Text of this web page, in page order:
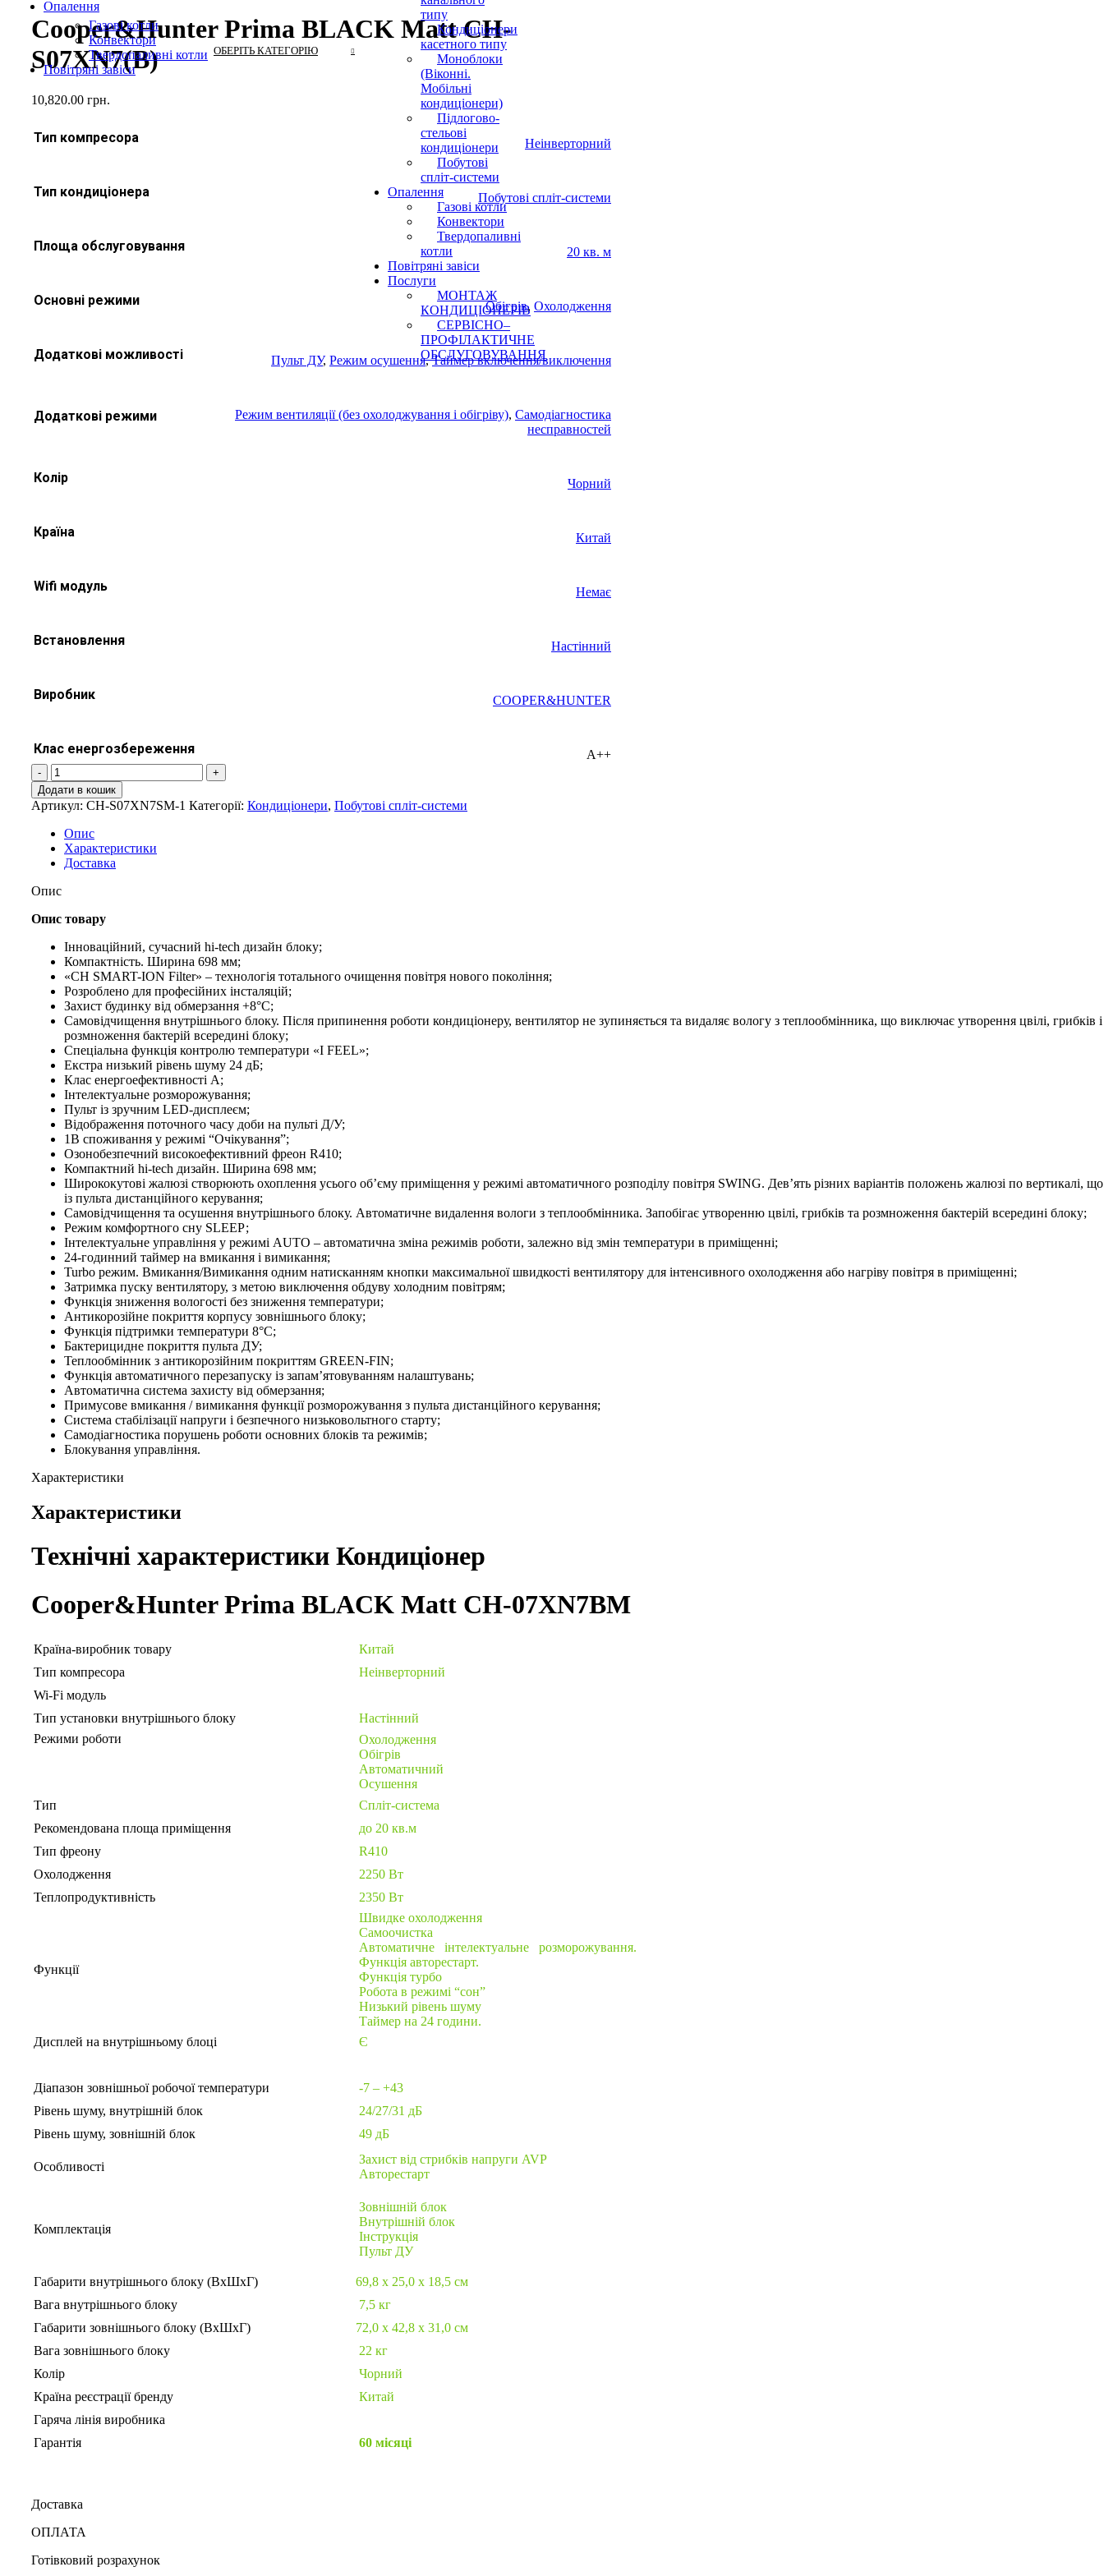
ОБЕРІТЬ КАТЕГОРІЮ
типу
Кондиціонери
касетного типу
Моноблоки
(Віконні.
Мобільні
кондиціонери)
Підлогово-
стельові
кондиціонери
Побутові
спліт-системи
Опалення
Газові котли
Конвектори
Твердопаливні
котли
Повітряні завіси
Послуги
МОНТАЖ
КОНДИЦІОНЕРІВ
СЕРВІСНО–
ПРОФІЛАКТИЧНЕ
ОБСЛУГОВУВАННЯ
Опалення
Газові котли
Конвектори
Твердопаливні котли
Повітряні завіси
Cooper&Hunter Prima BLACK Matt CH-
S07XN7(B)
10,820.00 грн.
Тип компресора Неінверторний
Тип кондиціонера Побутові спліт-системи
Площа обслуговування 20 кв. м
Основні режими Обігрів, Охолодження
Додаткові можливості Пульт ДУ, Режим осушення,Таймер включення/виключення
Додаткові режими Режим вентиляції (без охолоджування і обігріву), Самодіагностика
несправностей
Колір Чорний
Країна Китай
Wifi модуль Немає
Встановлення Настінний
Виробник COOPER&HUNTER
Клас енергозбереження
А++
Cooper&Hunter
Prima
BLACK
Matt
CH-
S07XN7(B)
кількість
Додати в кошик
Артикул: CH-S07XN7SM-1 Категорії: Кондиціонери, Побутові спліт-системи
Опис
Характеристики
Доставка
Опис
Опис товару
Інноваційний, сучасний hi-tech дизайн блоку;
Компактність. Ширина 698 мм;
«CH SMART-ION Filter» – технологія тотального очищення повітря нового покоління;
Розроблено для професійних інсталяцій;
Захист будинку від обмерзання +8°C;
Самовідчищення внутрішнього блоку. Після припинення роботи кондиціонеру, вентилятор не зупиняється та видаляє вологу з теплообмінника, що виключає утворення цвілі, грибків і
розмноження бактерій всередині блоку;
Спеціальна функція контролю температури «I FEEL»;
Екстра низький рівень шуму 24 дБ;
Клас енергоефективності А;
Інтелектуальне розморожування;
Пульт із зручним LED-дисплеєм;
Відображення поточного часу доби на пульті Д/У;
1В споживання у режимі “Очікування”;
Озонобезпечний високоефективний фреон R410;
Компактний hi-tech дизайн. Ширина 698 мм;
Ширококутові жалюзі створюють охоплення усього об’єму приміщення у режимі автоматичного розподілу повітря SWING. Дев’ять різних варіантів положень жалюзі по вертикалі,
із пульта дистанційного керування;
Самовідчищення та осушення внутрішнього блоку. Автоматичне видалення вологи з теплообмінника. Запобігає утворенню цвілі, грибків та розмноження бактерій всередині блоку;
Режим комфортного сну SLЕЕР;
Інтелектуальне управління у режимі AUTO – автоматична зміна режимів роботи, залежно від змін температури в приміщенні;
24-годинний таймер на вмикання і вимикання;
Turbo режим. Вмикання/Вимикання одним натисканням кнопки максимальної швидкості вентилятору для інтенсивного охолодження або нагріву повітря в приміщенні;
Затримка пуску вентилятору, з метою виключення обдуву холодним повітрям;
Функція зниження вологості без зниження температури;
Антикорозійне покриття корпусу зовнішнього блоку;
Функція підтримки температури 8°C;
Бактерицидне покриття пульта ДУ;
Теплообмінник з антикорозійним покриттям GREEN-FIN;
Функція автоматичного перезапуску із запам’ятовуванням налаштувань;
Автоматична система захисту від обмерзання;
Примусове вмикання / вимикання функції розморожування з пульта дистанційного керування;
Система стабілізації напруги і безпечного низьковольтного старту;
Самодіагностика порушень роботи основних блоків та режимів;
Блокування управління.
Характеристики
Характеристики
Технічні характеристики Кондиціонер
Cooper&Hunter Prima BLACK Matt CH-07XN7BM
Країна-виробник товару
Китай
Тип компресора
Неінверторний
Wi-Fi модуль
Тип установки внутрішнього блоку
Настінний
Режими роботи
Охолодження
Обігрів
Автоматичний
Осушення
Тип
Спліт-система
Рекомендована площа приміщення
до 20 кв.м
Тип фреону
R410
Охолодження
2250 Вт
Теплопродуктивність
2350 Вт
Функції
Швидке охолодження
Самоочистка
Автоматичне інтелектуальне розморожування.
Функція авторестарт.
Функція турбо
Робота в режимі “сон”
Низький рівень шуму
Таймер на 24 години.
Дисплей на внутрішньому блоці
Є
Діапазон зовнішньої робочої температури
-7 – +43
Рівень шуму, внутрішній блок
24/27/31 дБ
Рівень шуму, зовнішній блок
49 дБ
Особливості
Захист від стрибків напруги AVP
Авторестарт
Комплектація
Зовнішній блок
Внутрішній блок
Інструкція
Пульт ДУ
Габарити внутрішнього блоку (ВхШхГ)
69,8 x 25,0 x 18,5 см
Вага внутрішнього блоку
7,5 кг
Габарити зовнішнього блоку (ВхШхГ)
72,0 x 42,8 x 31,0 см
Вага зовнішнього блоку
22 кг
Колір
Чорний
Країна реєстрації бренду
Китай
Гаряча лінія виробника
Гарантія
60 місяці
Доставка
ОПЛАТА
Готівковий розрахунок